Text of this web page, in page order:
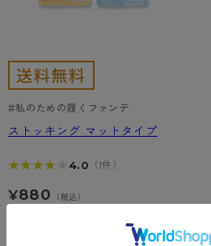
- パンティ部レスストッキン
タイツ
- 無地タイツ
- 柄タイツ
- ひざ下丈タイツ
ショーツ
- レギュラーショーツ
- サニタリーショーツ
- ガードル・補正ショーツ
肌着・インナー
- 長袖（七分袖以上）
アクティブ・スポーツ
- スポーツブラ
- スポーツボトムス
雑貨・小物
肌着・インナー
スクールソックス
ショーツ
レギュラーショーツ
サニタリーショーツ
ボクサー
フェイクタイツ
hotto comfort
スクールタイム
みんなの、みんなの。
タイツの選び方
はじめての方へ
よくある質問（FAQ）
サイズ表
お支払い方法について
配送方法について
返品・交換について
#私のための履くファンデ
ストッキング マットタイプ
★★★★★
★★★★★ 4.0 （1件）
¥880 （税込）